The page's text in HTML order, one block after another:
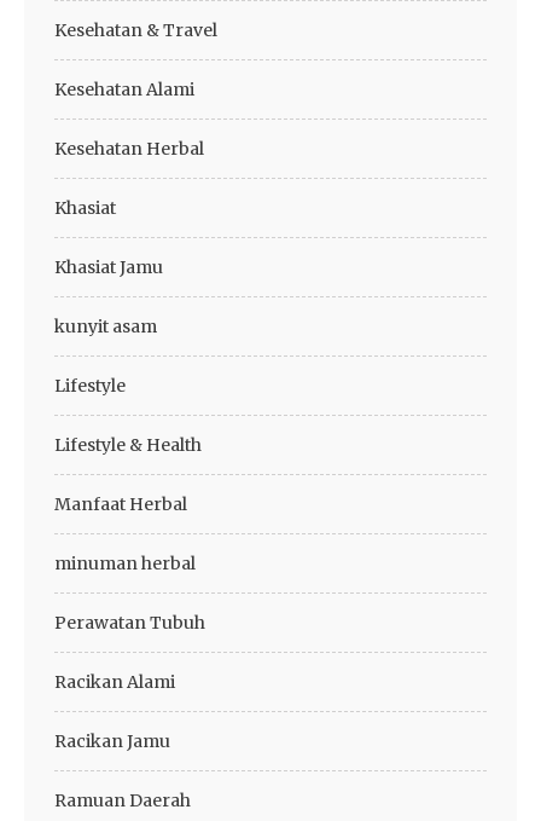
Kesehatan & Travel
Kesehatan Alami
Kesehatan Herbal
Khasiat
Khasiat Jamu
kunyit asam
Lifestyle
Lifestyle & Health
Manfaat Herbal
minuman herbal
Perawatan Tubuh
Racikan Alami
Racikan Jamu
Ramuan Daerah